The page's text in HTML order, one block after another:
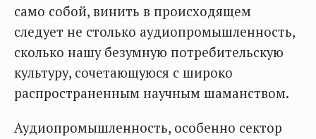
само собой, винить в происходящем
следует не столько аудиопромышленность,
сколько нашу безумную потребительскую
культуру, сочетающуюся с широко
распространенным научным шаманством.
Аудиопромышленность, особенно сектор